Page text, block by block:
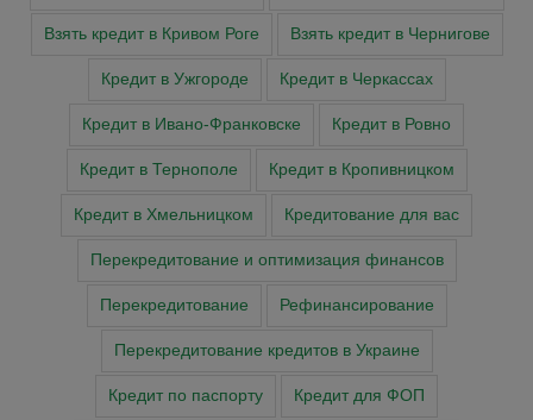
Взять кредит в Кривом Роге Взять кредит в Чернигове
Кредит в Ужгороде Кредит в Черкассах
Кредит в Ивано-Франковске Кредит в Ровно
Кредит в Тернополе Кредит в Кропивницком
Кредит в Хмельницком Кредитование для вас
Перекредитование и оптимизация финансов
Перекредитование Рефинансирование
Перекредитование кредитов в Украине
Кредит по паспорту Кредит для ФОП